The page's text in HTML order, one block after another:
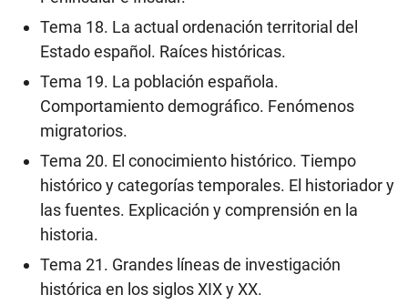
Tema 18. La actual ordenación territorial del
Estado español. Raíces históricas.
Tema 19. La población española.
Comportamiento demográfico. Fenómenos
migratorios.
Tema 20. El conocimiento histórico. Tiempo
histórico y categorías temporales. El historiador y
las fuentes. Explicación y comprensión en la
historia.
Tema 21. Grandes líneas de investigación
histórica en los siglos XIX y XX.